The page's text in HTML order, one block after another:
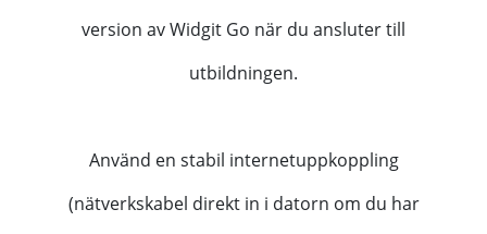
version av Widgit Go när du ansluter till
utbildningen.
Använd en stabil internetuppkoppling
(nätverkskabel direkt in i datorn om du har